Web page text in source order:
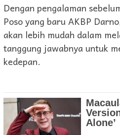
Dengan pengalaman
Poso yang baru AKBP
akan lebih mudah dalam
tanggung jawabnya untuk
kedepan.